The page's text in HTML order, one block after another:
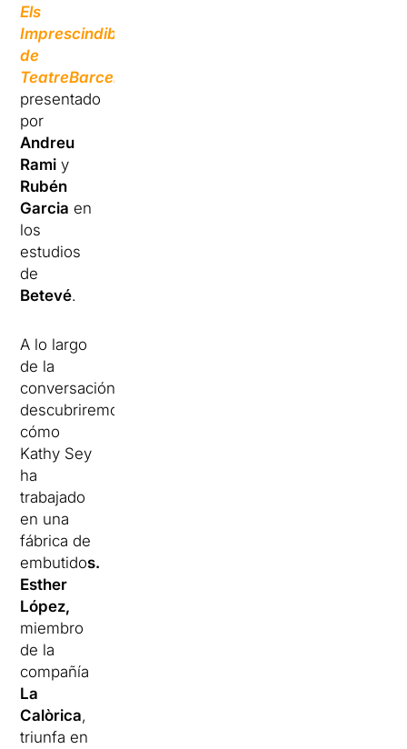
Els
Imprescindibles
de
TeatreBarcelona
presentado
por
Andreu
Rami y
Rubén
Garcia en
los
estudios
de
Betevé.
A lo largo
de la
conversación
descubriremos
cómo
Kathy Sey
ha
trabajado
en una
fábrica de
embutidos.
Esther
López,
miembro
de la
compañía
La
Calòrica,
triunfa en